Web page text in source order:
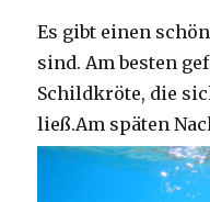
Es gibt einen
sind. Am besten
Schildkröte, die
ließ.Am späten